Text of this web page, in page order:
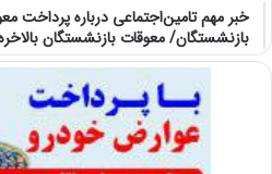
خبر مهم تامین‌اجتماعی درباره پرداخت
بازنشستگان/ معوقات بازنشستگان